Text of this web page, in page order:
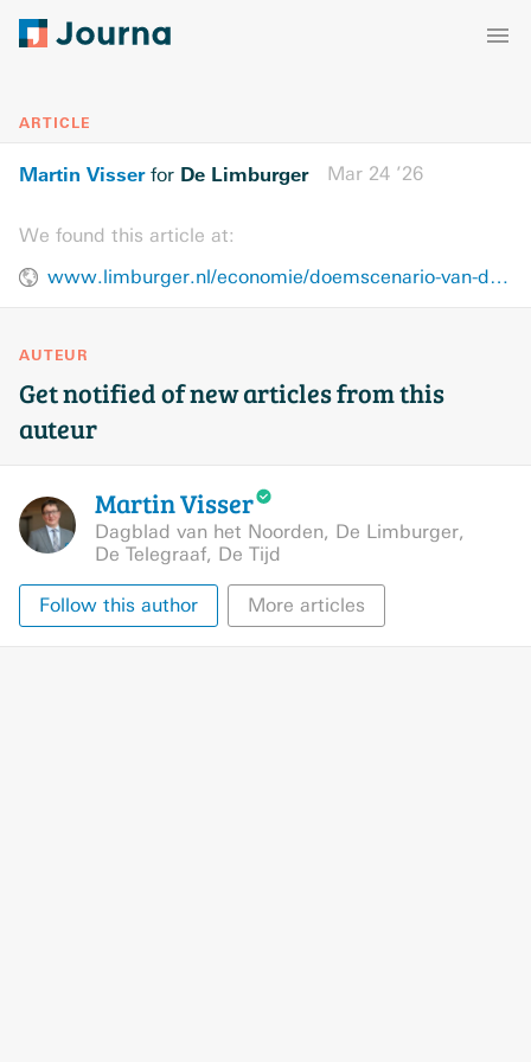
ARTICLE
Martin Visserfor De Limburger Mar 24 ’26
We found this article at:
www.limburger.nl/economie/doemscenario-van-dnb-inflatie-kan-door-oorlog-oplopen-tot-boven-5-procent/144386281.html
AUTEUR
Get notified of new articles from this
auteur
MartinVisser
Dagblad van het Noorden, De Limburger,
De Telegraaf, De Tijd
Follow this author More articles